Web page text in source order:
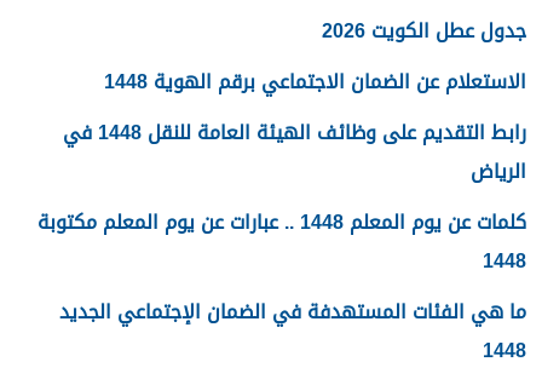
جدول عطل الكويت 2026
الاستعلام عن الضمان الاجتماعي برقم الهوية 1448
رابط التقديم على وظائف الهيئة العامة للنقل 1448 في
الرياض
كلمات عن يوم المعلم 1448 .. عبارات عن يوم المعلم مكتوبة
1448
ما هي الفئات المستهدفة في الضمان الإجتماعي الجديد
1448